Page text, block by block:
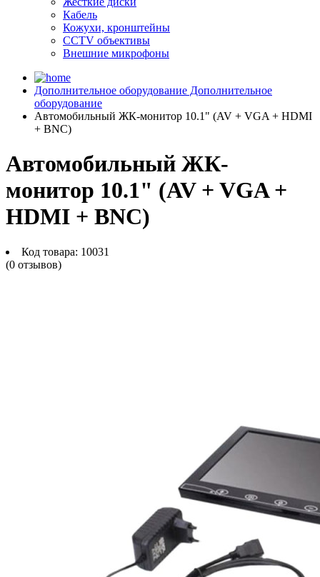
Кабель
Кожухи, кронштейны
CCTV объективы
Внешние микрофоны
Дополнительное оборудование Дополнительное
оборудование
Автомобильный ЖК-монитор 10.1" (AV + VGA + HDMI
+ BNC)
Автомобильный ЖК-
монитор 10.1" (AV + VGA +
HDMI + BNC)
Код товара: 10031
(0 отзывов)